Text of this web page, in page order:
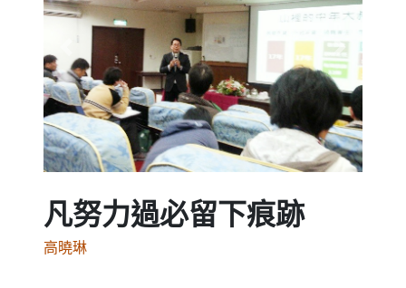
Previous Next
凡努力過必留下痕跡
高曉琳